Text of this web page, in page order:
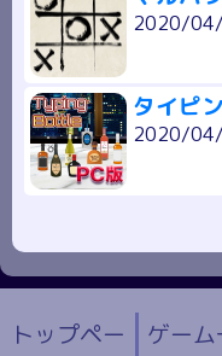
2020/
タイピ
2020/
トップペー ゲーム